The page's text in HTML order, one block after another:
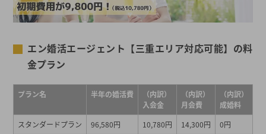
エン婚活エージェント【三重エリア対応可能】の料
金プラン
プラン名 半年の婚活費
（内訳）
入会金
（内訳）
月会費
（内訳）
成婚料
スタンダードプラン
96,580円 10,780円 14,300円 0円